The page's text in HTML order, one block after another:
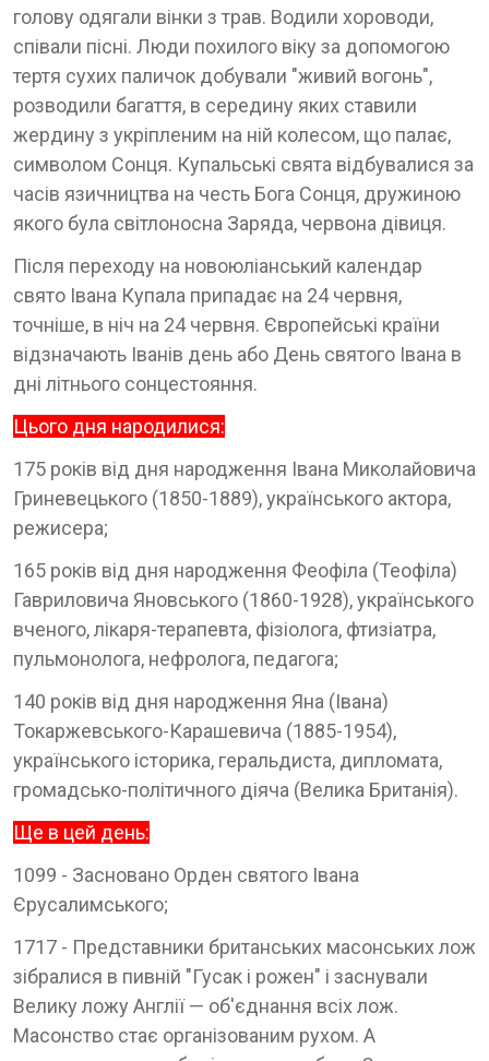
голову одягали вінки з трав. Водили хороводи,
співали пісні. Люди похилого віку за допомогою
тертя сухих паличок добували "живий вогонь",
розводили багаття, в середину яких ставили
жердину з укріпленим на ній колесом, що палає,
символом Сонця. Купальські свята відбувалися за
часів язичництва на честь Бога Сонця, дружиною
якого була світлоносна Заряда, червона дівиця.
Після переходу на новоюліанський календар
свято Івана Купала припадає на 24 червня,
точніше, в ніч на 24 червня. Європейські країни
відзначають Іванів день або День святого Івана в
дні літнього сонцестояння.
Цього дня народилися:
175 років від дня народження Івана Миколайовича
Гриневецького (1850-1889), українського актора,
режисера;
165 років від дня народження Феофіла (Теофіла)
Гавриловича Яновського (1860-1928), українського
вченого, лікаря-терапевта, фізіолога, фтизіатра,
пульмонолога, нефролога, педагога;
140 років від дня народження Яна (Івана)
Токаржевського-Карашевича (1885-1954),
українського історика, геральдиста, дипломата,
громадсько-політичного діяча (Велика Британія).
Ще в цей день:
1099 - Засновано Орден святого Івана
Єрусалимського;
1717 - Представники британських масонських лож
зібралися в пивній "Гусак і рожен" і заснували
Велику ложу Англії — об'єднання всіх лож.
Масонство стає організованим рухом. А